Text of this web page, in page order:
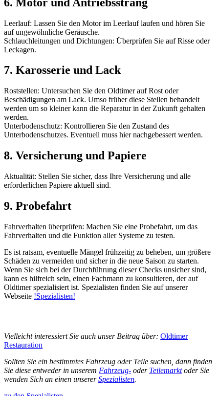
Leerlauf: Lassen Sie den Motor im Leerlauf laufen und hören Sie
auf ungewöhnliche Geräusche.
Schlauchleitungen und Dichtungen: Überprüfen Sie auf Risse oder
Leckagen.
7. Karosserie und Lack
Roststellen: Untersuchen Sie den Oldtimer auf Rost oder
Beschädigungen am Lack. Umso früher diese Stellen behandelt
werden um so kleiner kann die Reparatur in der Zukunft gehalten
werden.
Unterbodenschutz: Kontrollieren Sie den Zustand des
Unterbodenschutzes. Eventuell muss hier nachgebessert werden.
8. Versicherung und Papiere
Aktualität: Stellen Sie sicher, dass Ihre Versicherung und alle
erforderlichen Papiere aktuell sind.
9. Probefahrt
Fahrverhalten überprüfen: Machen Sie eine Probefahrt, um das
Fahrverhalten und die Funktion aller Systeme zu testen.
Es ist ratsam, eventuelle Mängel frühzeitig zu beheben, um größere
Schäden zu vermeiden und sicher in die neue Saison zu starten.
Wenn Sie sich bei der Durchführung dieser Checks unsicher sind,
kann es hilfreich sein, einen Fachmann zu konsultieren, der auf
Oldtimer spezialisiert ist. Spezialisten finden Sie auf unserer
Webseite !Spezialisten!
Vielleicht interessiert Sie auch unser Beitrag über: Oldtimer
Restauration
Sollten Sie ein bestimmtes Fahrzeug oder Teile suchen, dann finden
Sie diese entweder in unserem Fahrzeug- oder Teilemarktoder Sie
wenden Sich an einen unsererSpezialisten.